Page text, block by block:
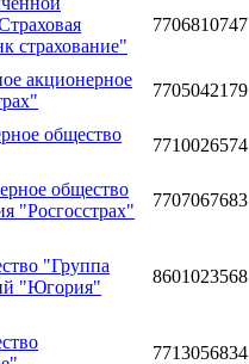
страхование"
7706810747
акционерное
7705042179
общество
7710026574
общество
"Росгосстрах"
7707067683
"Группа
"Югория"
8601023568
7713056834